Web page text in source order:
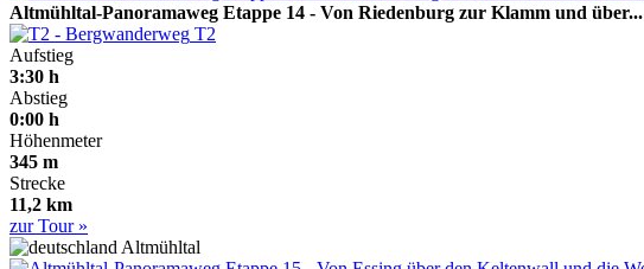
Altmühltal-Panoramaweg Etappe 14 - Von Riedenburg zur Klamm und über...
T2
Aufstieg
3:30 h
Abstieg
0:00 h
Höhenmeter
345 m
Strecke
11,2 km
zur Tour »
Altmühltal